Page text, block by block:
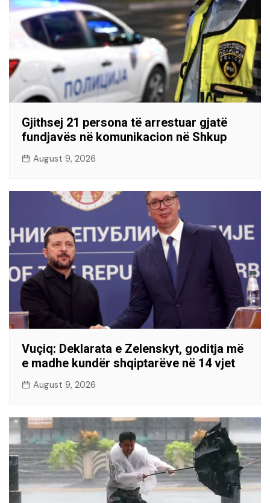
Gjithsej 21 persona të arrestuar gjatë
fundjavës në komunikacion në Shkup
August 9, 2026
Vuçiq: Deklarata e Zelenskyt, goditja më
e madhe kundër shqiptarëve në 14 vjet
August 9, 2026